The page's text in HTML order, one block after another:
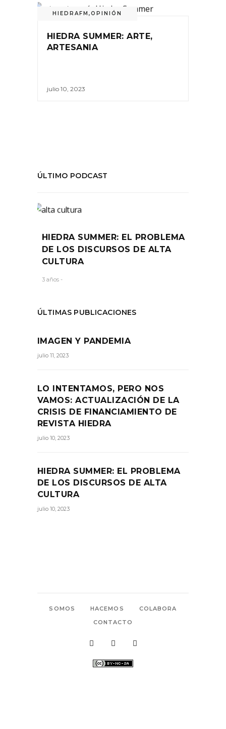
HIEDRAFM ,OPINIÓN
HIEDRA SUMMER: ARTE,
ARTESANIA
julio 10, 2023
ÚLTIMO PODCAST
HIEDRA SUMMER: EL PROBLEMA
DE LOS DISCURSOS DE ALTA
CULTURA
3 años -
ÚLTIMAS PUBLICACIONES
IMAGEN Y PANDEMIA
julio 11, 2023
LO INTENTAMOS, PERO NOS
VAMOS: ACTUALIZACIÓN DE LA
CRISIS DE FINANCIAMIENTO DE
REVISTA HIEDRA
julio 10, 2023
HIEDRA SUMMER: EL PROBLEMA
DE LOS DISCURSOS DE ALTA
CULTURA
julio 10, 2023
SOMOS HACEMOS
COLABORA
CONTACTO